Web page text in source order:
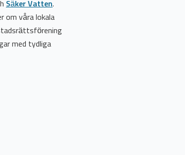
Säker Vatten.
om våra lokala
med tydliga